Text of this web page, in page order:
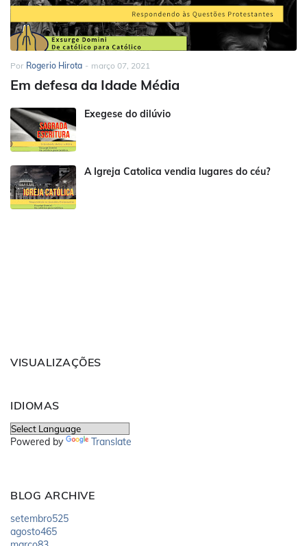
Por Rogerio Hirota - março 07, 2021
Em defesa da Idade Média
Exegese do dilúvio
A Igreja Catolica vendia lugares do céu?
VISUALIZAÇÕES
IDIOMAS
Powered by Translate
BLOG ARCHIVE
setembro525
agosto465